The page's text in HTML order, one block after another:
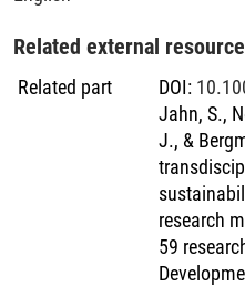
Related external
Related part DOI:
Jahn, S.,
J., &
research
59
transdisciplinary research in
applicable knowledge and
transdisciplinary research by
konzeptualisiert wird. Die
Forschungsprojekten und
der fünf Forschungsmodus-
gesellschaftlichen und
Wirkungen je nach
Kombinationen von
Forschungsmodi, variieren.
hin, dass interaktivere
gesellschaftliche Wirkung